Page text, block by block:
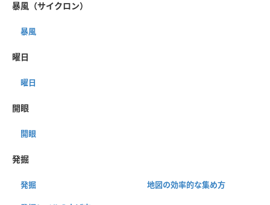
暴風（サイクロン）
暴風
曜日
曜日
開眼
開眼
発掘
発掘 地図の効率的な集め方